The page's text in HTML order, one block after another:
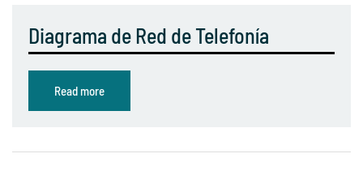
Diagrama de Red de Telefonía
Read more